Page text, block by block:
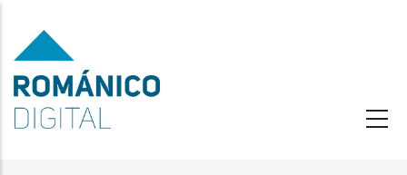
contenido
principal